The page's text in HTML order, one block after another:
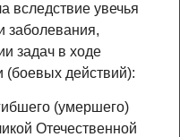
вследствие увечья
заболевания,
задач в ходе
(боевых действий):
(умершего)
Отечественной